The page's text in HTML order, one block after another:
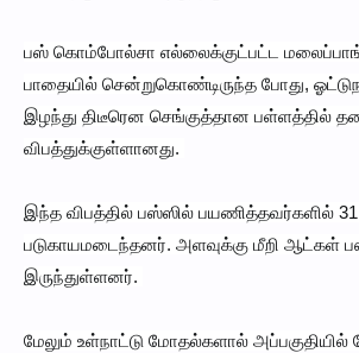
பஸ் கொம்போல்சா எல்லைக்குட்பட்ட
பாதையில் சென்றுகொண்டிருந்த போது,
இழந்து திடீரென செங்குத்தான பள்ளத்தில்
விபத்துக்குள்ளானது.
இந்த விபத்தில் பஸ்ஸில் பயணித்தவர்களில் 31
படுகாயமடைந்தனர். அளவுக்கு மீறி ஆட்கள்
இருந்துள்ளனர்.
மேலும் உள்நாட்டு மோதல்களால் அப்பகுதியில்